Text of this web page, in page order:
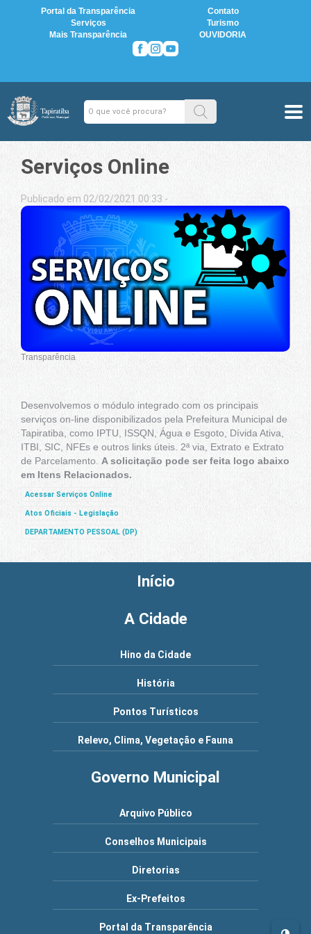
Portal da Transparência
Contato
Serviços
Turismo
Mais Transparência
OUVIDORIA
Serviços Online
Publicado em 02/02/2021 00:33 -
Transparência
Desenvolvemos o módulo integrado com os principais
serviços on-line disponibilizados pela Prefeitura Municipal de
Tapiratiba, como IPTU, ISSQN, Água e Esgoto, Dívida Ativa,
ITBI, SIC, NFEs e outros links úteis. 2ª via, Extrato e Extrato
de Parcelamento. A solicitação pode ser feita logo abaixo
em Itens Relacionados.
Acessar Serviços Online
Atos Oficiais - Legislação
DEPARTAMENTO PESSOAL (DP)
Início
A Cidade
Hino da Cidade
História
Pontos Turísticos
Relevo, Clima, Vegetação e Fauna
Governo Municipal
Arquivo Público
Conselhos Municipais
Diretorias
Ex-Prefeitos
Portal da Transparência